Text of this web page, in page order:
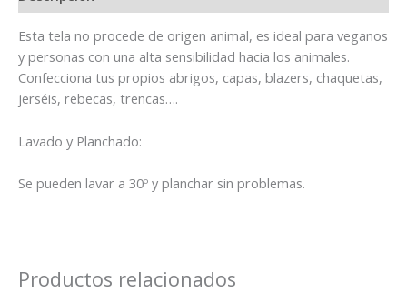
Esta tela no procede de origen animal, es ideal para veganos
y personas con una alta sensibilidad hacia los animales.
Confecciona tus propios abrigos, capas, blazers, chaquetas,
jerséis, rebecas, trencas….
Lavado y Planchado:
Se pueden lavar a 30º y planchar sin problemas.
Productos relacionados